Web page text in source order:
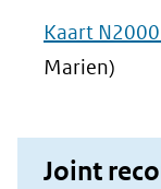
Kaart
Marien)
Joint